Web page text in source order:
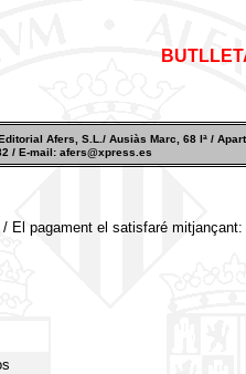
Afers, S.L./ Ausiàs Marc, 68 lª /
/ E-mail: afers@xpress.es
/ El pagament el satisfaré